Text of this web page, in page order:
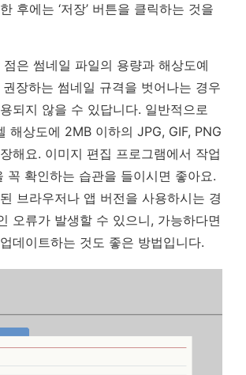
후에는 ‘저장’ 버튼을 클릭하는 것을
은 썸네일 파일의 용량과 해상도예
장하는 썸네일 규격을 벗어나는 경우
되지 않을 수 있답니다. 일반적으로
해상도에 2MB 이하의 JPG, GIF, PNG
해요. 이미지 편집 프로그램에서 작업
꼭 확인하는 습관을 들이시면 좋아요.
브라우저나 앱 버전을 사용하시는 경
오류가 발생할 수 있으니, 가능하다면
데이트하는 것도 좋은 방법입니다.